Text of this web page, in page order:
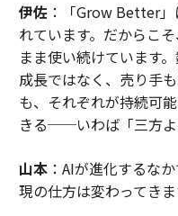
伊佐：「Grow Better」
れています。だからこ
まま使い続けています
成長ではなく、売り手
も、それぞれが持続可
きる──いわば「三方よ
山本：AIが進化するな
現の仕方は変わってきま